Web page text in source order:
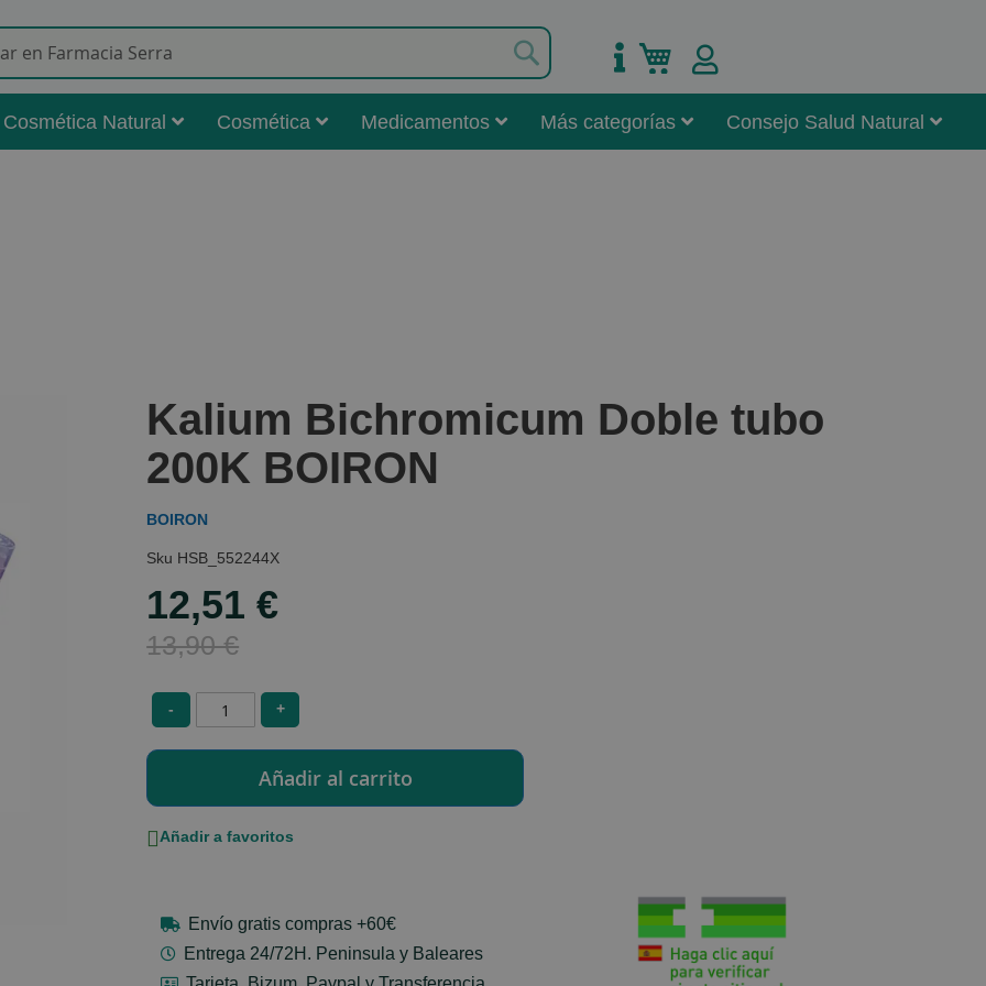
Mi carrito
Cosmética Natural Cosmética Medicamentos Más categorías Consejo Salud Natural
Kalium Bichromicum Doble tubo
200K BOIRON
BOIRON
HSB_552244X
Special
Price
12,51 €
13,90 €
- +
Añadir a favoritos
Envío gratis compras +60€
Entrega 24/72H. Peninsula y Baleares